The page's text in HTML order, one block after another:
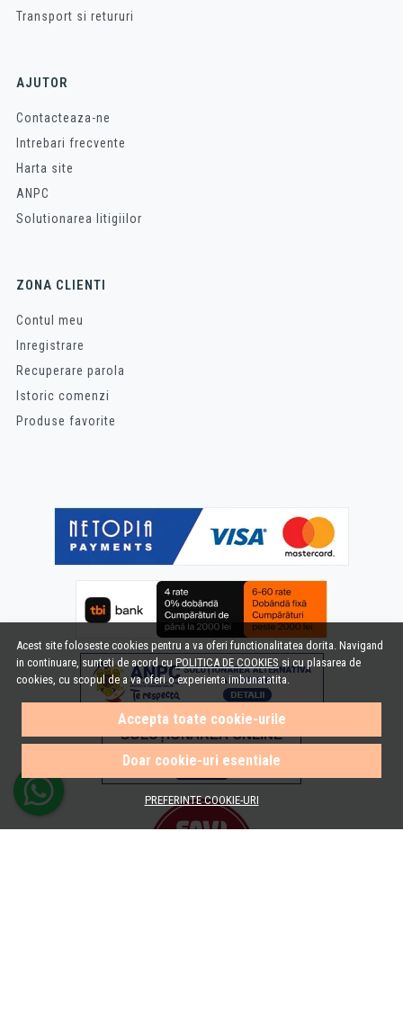
Acest site foloseste cookies pentru a va oferi functionalitatea dorita. Navigand
in continuare, sunteti de acord cuPOLITICA DE COOKIES si cu plasarea de
cookies, cu scopul de a va oferi o experienta imbunatatita.
Accepta toate cookie-urile
Doar cookie-uri esentiale
PREFERINTE COOKIE-URI
Transport si retururi
AJUTOR
Contacteaza-ne
Intrebari frecvente
Harta site
ANPC
Solutionarea litigiilor
ZONA CLIENTI
Contul meu
Inregistrare
Recuperare parola
Istoric comenzi
Produse favorite